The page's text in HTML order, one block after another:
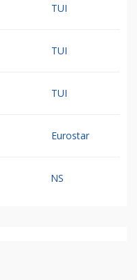
TUI
TUI
TUI
Eurostar
NS